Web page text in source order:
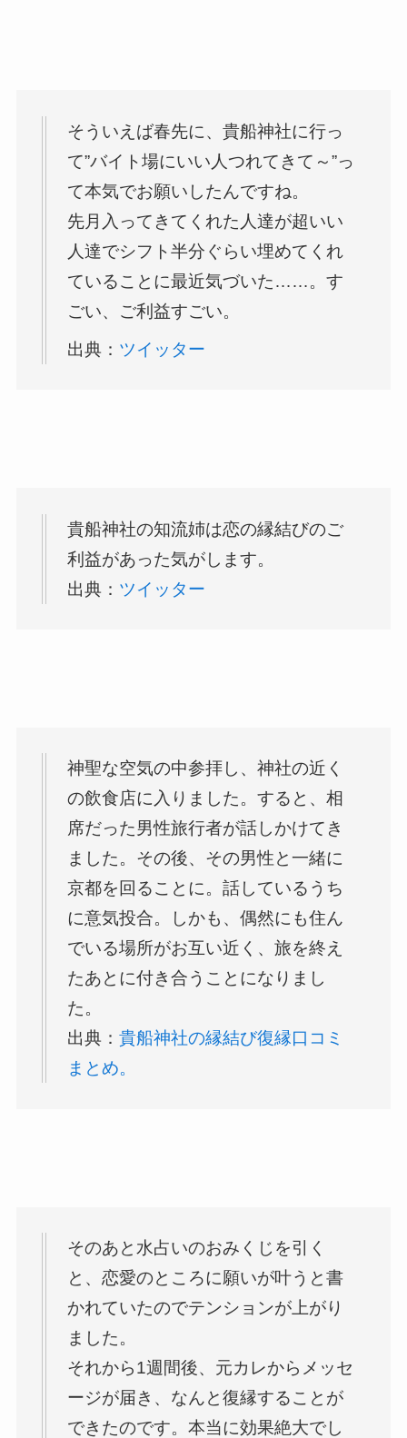
そういえば春先に、貴船神社に行っ
て”バイト場にいい人つれてきて～”っ
て本気でお願いしたんですね。
先月入ってきてくれた人達が超いい
人達でシフト半分ぐらい埋めてくれ
ていることに最近気づいた……。す
ごい、ご利益すごい。
出典： ツイッター
貴船神社の知流姉は恋の縁結びのご
利益があった気がします。
出典： ツイッター
神聖な空気の中参拝し、神社の近く
の飲食店に入りました。すると、相
席だった男性旅行者が話しかけてき
ました。その後、その男性と一緒に
京都を回ることに。話しているうち
に意気投合。しかも、偶然にも住ん
でいる場所がお互い近く、旅を終え
たあとに付き合うことになりまし
た。
出典：貴船神社の縁結び復縁口コミ
まとめ。
そのあと水占いのおみくじを引く
と、恋愛のところに願いが叶うと書
かれていたのでテンションが上がり
ました。
それから1週間後、元カレからメッセ
ージが届き、なんと復縁することが
できたのです。本当に効果絶大でし